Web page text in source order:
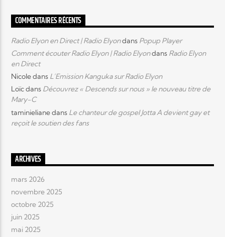
COMMENTAIRES RÉCENTS
Radio Elyon en Direct | Radio Elyondans Popup Player
Comment écouter Radio Elyon | Radio Elyondans Radio Elyon
en Direct
Nicoledans L’Emission Kanguka sur Radio Elyon
Loïcdans Découvrez « Descends sur nous » le nouveau titre de
Mary-C
taminielianedans Le chanteur de gospel Jotta A devient gay et
reçoit le soutien des fans
ARCHIVES
mars 2026
novembre 2025
octobre 2025
juin 2025
mai 2025